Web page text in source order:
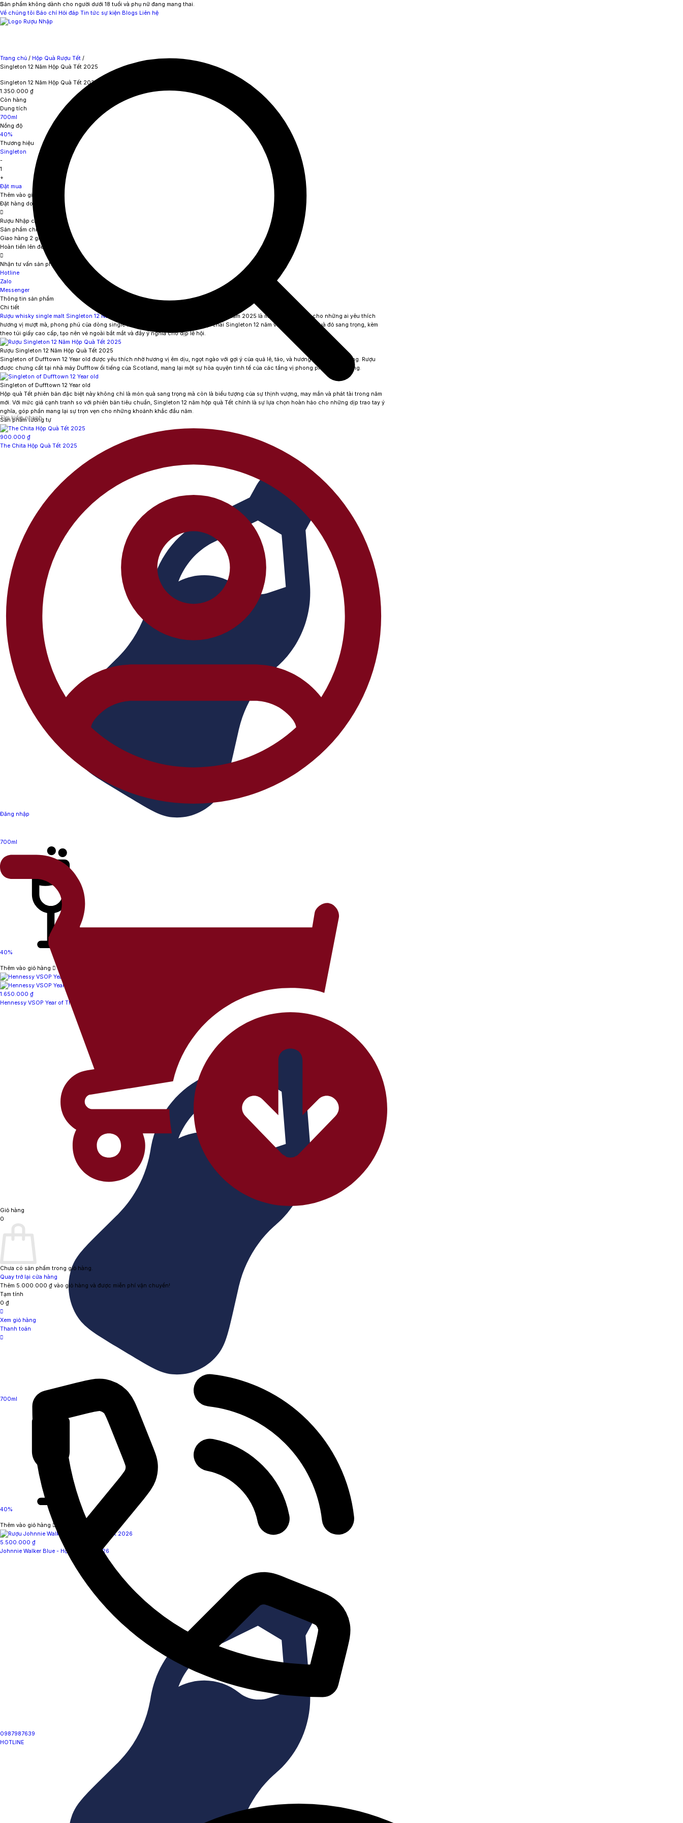
Sản phẩm không dành cho người dưới 18 tuổi và phụ nữ đang mang thai.
Về chúng tôi Báo chí Hỏi đáp Tin tức sự kiện Blogs Liên hệ
Đăng nhập
Giỏ hàng
0
Chưa có sản phẩm trong giỏ hàng.
Quay trở lại cửa hàng
Thêm 5.000.000 ₫ vào giỏ hàng và được miễn phí vận chuyển!
Tạm tính
0 ₫
Xem giỏ hàng
Thanh toán
0987987639
HOTLINE
Trang chủ / Hộp Quà Rượu Tết /
Singleton 12 Năm Hộp Quà Tết 2025
Singleton 12 Năm Hộp Quà Tết 2025
1.350.000 ₫
Còn hàng
Dung tích
700ml
Nồng độ
40%
Thương hiệu
Singleton
-
1
+
Đặt mua
Thêm vào giỏ hàng
Đặt hàng doanh nghiệp
Rượu Nhập cam kết
Sản phẩm chính hãng
Giao hàng 2 giờ nội thành
Hoàn tiền lên đến 111%
Nhận tư vấn sản phẩm miễn phí
Hotline
Zalo
Messenger
Thông tin sản phẩm
Chi tiết
Rượu whisky single malt Singleton 12 Năm Hộp Quà Tết 2025
– Set hộp quà Tết Ất Tỵ năm 2025 là món quà lý tưởng cho những ai yêu thích
hương vị mượt mà, phong phú của dòng single malt. Set quà tặng bao gồm một chai Singleton 12 năm với thiết kế hộp quà đỏ sang trọng, kèm
theo túi giấy cao cấp, tạo nên vẻ ngoài bắt mắt và đầy ý nghĩa cho dịp lễ hội.
Rượu Singleton 12 Năm Hộp Quà Tết 2025
Singleton of Dufftown 12 Year old được yêu thích nhờ hương vị êm dịu, ngọt ngào với gợi ý của quả lê, táo, và hương gỗ sồi nhẹ nhàng. Rượu
được chưng cất tại nhà máy Dufftow ổi tiếng của Scotland, mang lại một sự hòa quyện tinh tế của các tầng vị phong phú và cân bằng.
Singleton of Dufftown 12 Year old
Hộp quà Tết phiên bản đặc biệt này không chỉ là món quà sang trọng mà còn là biểu tượng của sự thịnh vượng, may mắn và phát tài trong năm
mới. Với mức giá cạnh tranh so với phiên bản tiêu chuẩn, Singleton 12 năm hộp quà Tết chính là sự lựa chọn hoàn hảo cho những dịp trao tay ý
nghĩa, góp phần mang lại sự trọn vẹn cho những khoảnh khắc đầu năm.
Sản phẩm tương tự
900.000 ₫
The Chita Hộp Quà Tết 2025
700ml
40%
Thêm vào giỏ hàng
1.650.000 ₫
Hennessy VSOP Year of The Horse 2026
700ml
40%
Thêm vào giỏ hàng
5.500.000 ₫
Johnnie Walker Blue - Hộp quà Tết 2026